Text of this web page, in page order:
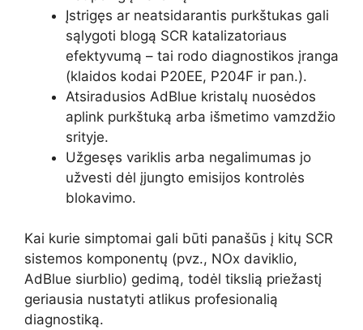
Įstrigęs ar neatsidarantis purkštukas gali
sąlygoti blogą SCR katalizatoriaus
efektyvumą – tai rodo diagnostikos įranga
(klaidos kodai P20EE, P204F ir pan.).
Atsiradusios AdBlue kristalų nuosėdos
aplink purkštuką arba išmetimo vamzdžio
srityje.
Užgesęs variklis arba negalimumas jo
užvesti dėl įjungto emisijos kontrolės
blokavimo.
Kai kurie simptomai gali būti panašūs į kitų SCR
sistemos komponentų (pvz., NOx daviklio,
AdBlue siurblio) gedimą, todėl tikslią priežastį
geriausia nustatyti atlikus profesionalią
diagnostiką.